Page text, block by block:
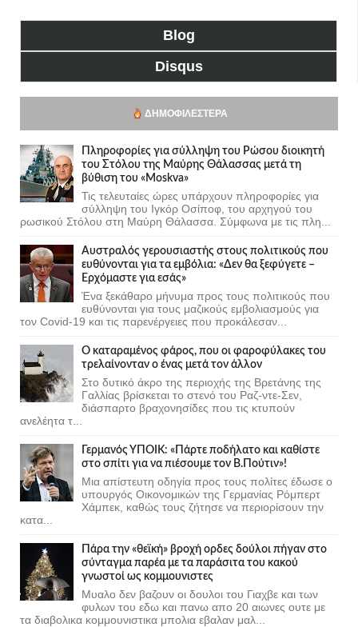
Blog
Disqus
ΔΗΜΟΦΙΛΈΣΤΕΡΑ
Πληροφορίες για σύλληψη του Ρώσου διοικητή
του Στόλου της Mαύρης Θάλασσας μετά τη
βύθιση του «Moskva»
Τις τελευταίες ώρες υπάρχουν πληροφορίες για
σύλληψη του Ιγκόρ Οσίποφ, του αρχηγού του
ρωσικού Στόλου στη Μαύρη Θάλασσα. Σύμφωνα με τις πλη...
Αυστραλός γερουσιαστής στους πολιτικούς που
ευθύνονται για τα εμβόλια: «Δεν θα ξεφύγετε –
Ερχόμαστε για εσάς»
Ένα ξεκάθαρο μήνυμα προς τους πολιτικούς που
ευθύνονται για τους μαζικούς εμβολιασμούς για
τον Covid-19 και τις παρενέργειες που προκάλεσαν...
Ο καταραμένος φάρος, που οι φαροφύλακες του
τρελαίνονταν ο ένας μετά τον άλλον
Στο δυτικό άκρο της περιοχής της Βρετάνης της
Γαλλίας βρίσκεται το στενό του Ραζ-ντε-Σεν,
διάσπαρτο βραχονησίδες που τις κτυπούν
ανελέητα τ...
Γερμανός ΥΠΟΙΚ: «Πάρτε ποδήλατο και καθίστε
στο σπίτι για να πιέσουμε τον Β.Πούτιν»!
Μια απίστευτη οδηγία προς τους πολίτες έδωσε ο
υπουργός Οικονομικών της Γερμανίας Ρόμπερτ
Χάμπεκ, καθώς τους ζήτησε να περιορίσουν την
κατα...
Πάρα την «θεϊκή» βροχή ορδες δούλοι πήγαν στο
σύνταγμα παρέα με τα παράσιτα του κακού
γνωστοί ως κομμουνιστες
Μυαλο δεν βαζουν οι δουλοι του Γιαχβε και των
φυλων του εδω και πανω απο 20 αιωνες ουτε με
τα διαβολικα κομμουνιστικα μπολια εβαλαν μαλ...